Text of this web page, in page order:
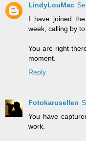
LindyLouMac
I have joined
week, calling by
You are right
moment.
Reply
Fotokarusellen
You have
work.